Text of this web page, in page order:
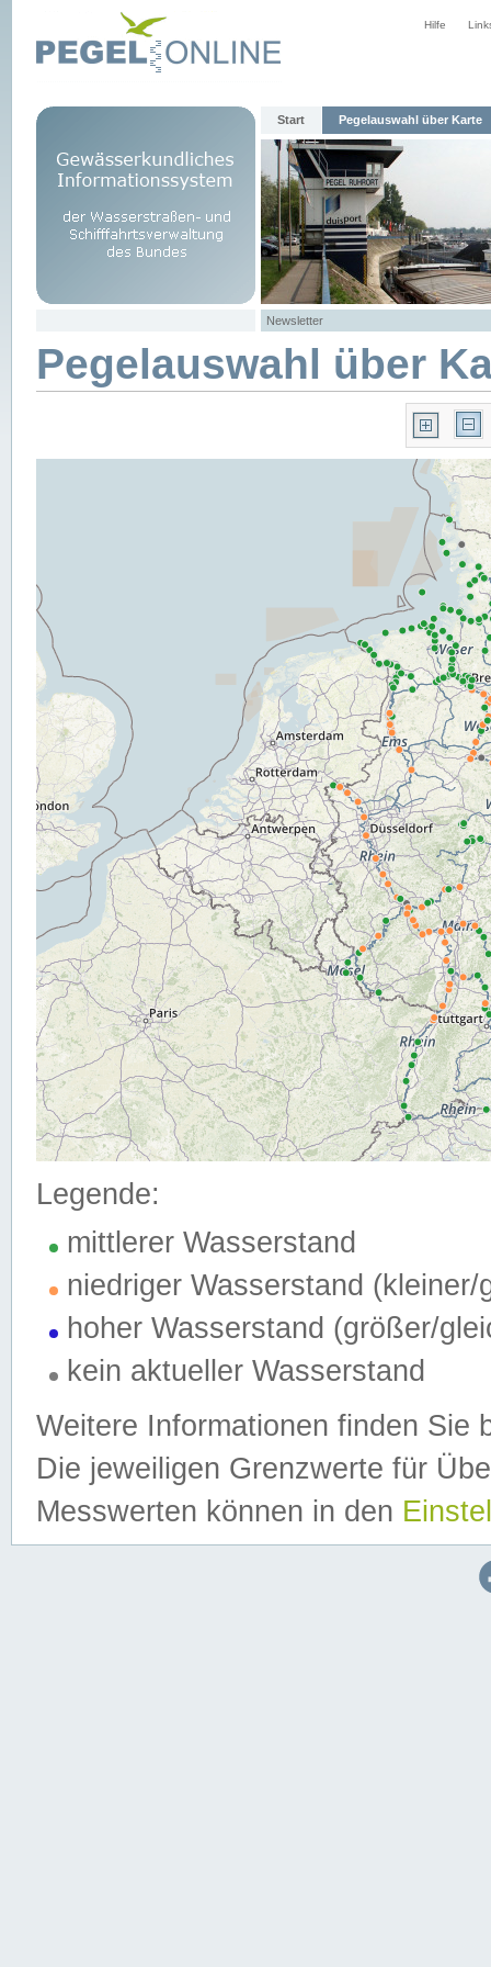
Hilfe
Start Pegelauswahl über Karte
Newsletter
Pegelauswahl über
Legende:
mittlerer Wasserstand
niedriger Wasserstand (kleiner/
hoher Wasserstand (größer/
kein aktueller Wasserstand
Weitere Informationen finden Sie
Die jeweiligen Grenzwerte für
Messwerten können in den